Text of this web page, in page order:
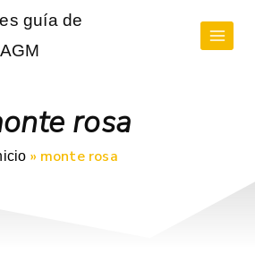
rosa
» monte rosa